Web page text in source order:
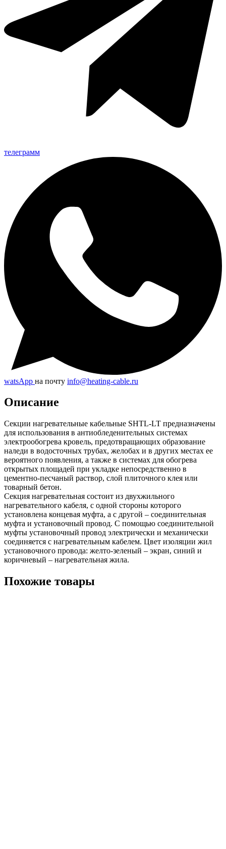
телеграмм
watsApp на почту info@heating-cable.ru
Описание
Секции нагревательные кабельные SHTL-LT предназначены
для использования в антиобледенительных системах
электрообогрева кровель, предотвращающих образование
наледи в водосточных трубах, желобах и в других местах ее
вероятного появления, а также в системах для обогрева
открытых площадей при укладке непосредственно в
цементно-песчаный раствор, слой плиточного клея или
товарный бетон.
Секция нагревательная состоит из двухжильного
нагревательного кабеля, с одной стороны которого
установлена концевая муфта, а с другой – соединительная
муфта и установочный провод. С помощью соединительной
муфты установочный провод электрически и механически
соединяется с нагревательным кабелем. Цвет изоляции жил
установочного провода: желто-зеленый – экран, синий и
коричневый – нагревательная жила.
Похожие товары